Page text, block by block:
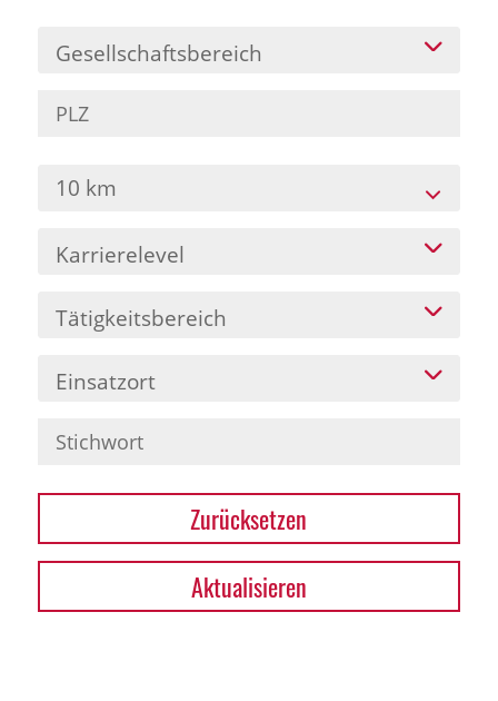
Karriere
Presse
News Archiv
Gesellschaftsbereich
10 km
Karrierelevel
Tätigkeitsbereich
Einsatzort
Zurücksetzen
Aktualisieren